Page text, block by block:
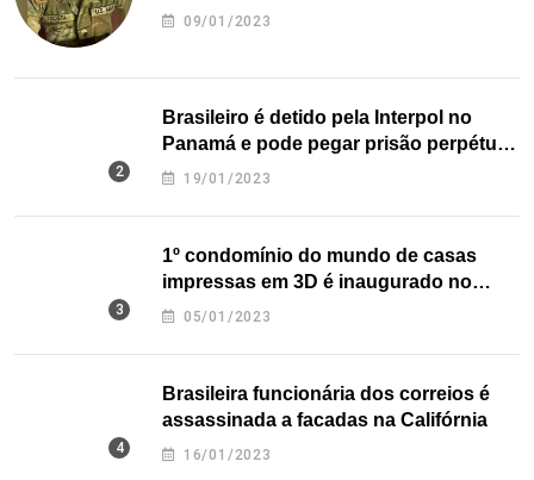
09/01/2023
Brasileiro é detido pela Interpol no
Panamá e pode pegar prisão perpétua
nos EUA
19/01/2023
1º condomínio do mundo de casas
impressas em 3D é inaugurado no
Texas
05/01/2023
Brasileira funcionária dos correios é
assassinada a facadas na Califórnia
16/01/2023